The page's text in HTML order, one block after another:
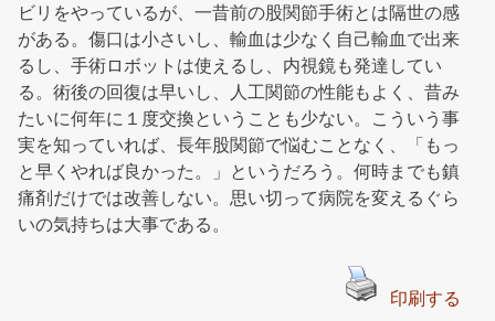
ビリをやっているが、一昔前の股関節手術とは隔世の感
がある。傷口は小さいし、輸血は少なく自己輸血で出来
るし、手術ロボットは使えるし、内視鏡も発達してい
る。術後の回復は早いし、人工関節の性能もよく、昔み
たいに何年に１度交換ということも少ない。こういう事
実を知っていれば、長年股関節で悩むことなく、「もっ
と早くやれば良かった。」というだろう。何時までも鎮
痛剤だけでは改善しない。思い切って病院を変えるぐら
いの気持ちは大事である。
印刷する